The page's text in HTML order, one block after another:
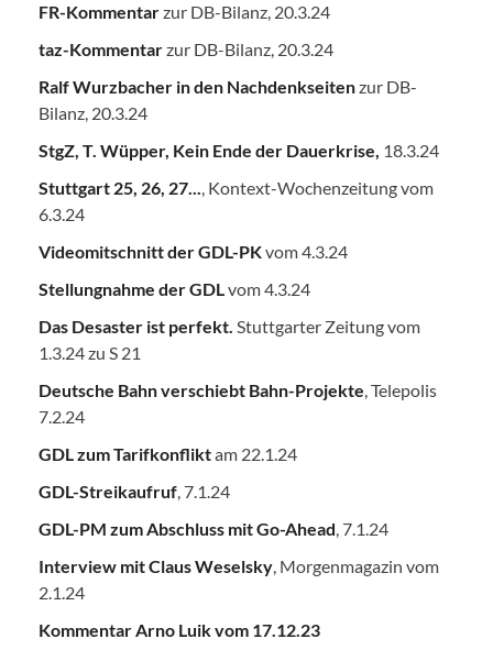
FR-Kommentarzur DB-Bilanz, 20.3.24
taz-Kommentarzur DB-Bilanz, 20.3.24
Ralf Wurzbacher in den Nachdenkseitenzur DB-
Bilanz, 20.3.24
StgZ, T. Wüpper, Kein Ende der Dauerkrise, 18.3.24
Stuttgart 25, 26, 27..., Kontext-Wochenzeitung vom
6.3.24
Videomitschnitt der GDL-PKvom 4.3.24
Stellungnahme der GDLvom 4.3.24
Das Desaster ist perfekt. Stuttgarter Zeitung vom
1.3.24 zu S 21
Deutsche Bahn verschiebt Bahn-Projekte, Telepolis
7.2.24
GDL zum Tarifkonfliktam 22.1.24
GDL-Streikaufruf, 7.1.24
GDL-PM zum Abschluss mit Go-Ahead, 7.1.24
Interview mit Claus Weselsky, Morgenmagazin vom
2.1.24
Kommentar Arno Luik vom 17.12.23